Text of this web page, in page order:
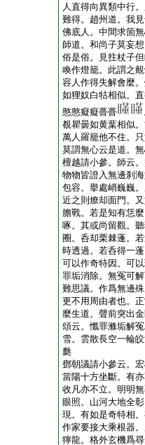
人直得向異類中行
難得。趙州道。我
佛底人。中間求箇
師道。和尚子莫妄
俗是俗。見拄杖子
喚作燈籠。此謂之
容人作得失解會麼
如狸奴白牯相似。
憨憨癡癡瞢瞢
覩瞿曇如黄葉相似
萬人羅籠他不住。
莫謂無心云是道。
檀越請小參。師云
物物皆證入無邊刹
包容。擧處峭巍巍
近之則燎却面門。
膽戰。若是知有恁
啄。其或尚留觀。
圈。呑却栗棘蓬。
時透過。若呑得一
可以作奇特因。可
罪垢消除。無冤可
難思議。作爲無邊
更不用周由者也。
麼生道。聲前突出
頌云。懺罪滌垢解
雪。雲散長空一輪
瓞
鄧朝議請小參云。
當陽十方坐斷。有
收凡亦不立。明明
眼照。山河大地全
現。有如是奇特相
作家要接大乘根器
獰龍。格外玄機爲